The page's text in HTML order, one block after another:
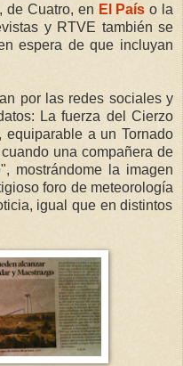
de Cuatro, en El País o la
y RTVE también se
espera de que incluyan
por las redes sociales y
La fuerza del Cierzo
equiparable a un Tornado
una compañera de
mostrándome la imagen
foro de meteorología
igual que en distintos